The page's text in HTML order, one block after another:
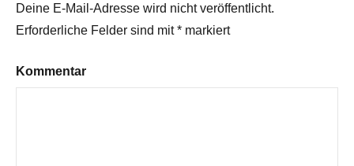
Deine E-Mail-Adresse wird nicht veröffentlicht.
Erforderliche Felder sind mit* markiert
Kommentar